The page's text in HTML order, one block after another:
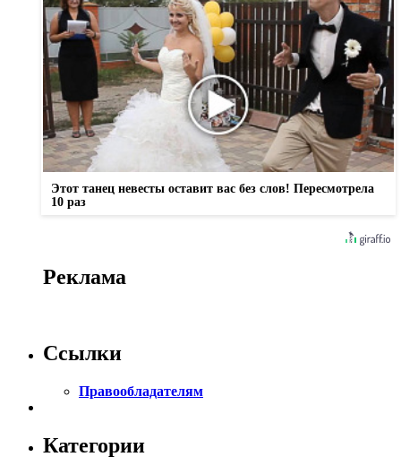
Этот танец невесты оставит вас без слов! Пересмотрела
10 раз
Реклама
Ссылки
Правообладателям
Категории